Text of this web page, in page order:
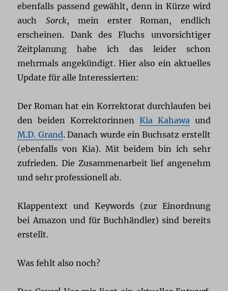
ebenfalls passend gewählt, denn in Kürze wird
auch Sorck, mein erster Roman, endlich
erscheinen. Dank des Fluchs unvorsichtiger
Zeitplanung habe ich das leider schon
mehrmals angekündigt. Hier also ein aktuelles
Update für alle Interessierten:
Der Roman hat ein Korrektorat durchlaufen bei
den beiden Korrektorinnen Kia Kahawa und
M.D. Grand. Danach wurde ein Buchsatz erstellt
(ebenfalls von Kia). Mit beidem bin ich sehr
zufrieden. Die Zusammenarbeit lief angenehm
und sehr professionell ab.
Klappentext und Keywords (zur Einordnung
bei Amazon und für Buchhändler) sind bereits
erstellt.
Was fehlt also noch?